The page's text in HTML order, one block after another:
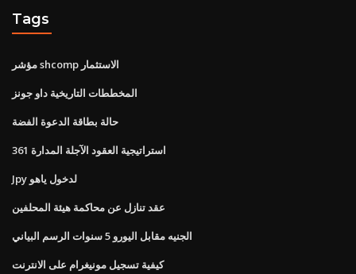
Tags
مؤشر shcomp الاستثمار
المخططات التاريخية داو جونز
حالة بطاقة الدعوة الفضة
361 استراتيجية العقود الآجلة المدارة
Jpy لدخول ياهو
عقد تنازل عن محاكمة هيئة المحلفين
الجنيه مقابل اليورو 5 سنوات الرسم البياني
كيفية تسجيل مونيغرام على الانترنت